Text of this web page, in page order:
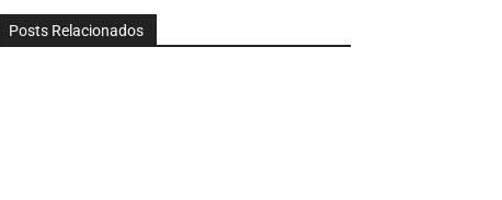
Posts Relacionados